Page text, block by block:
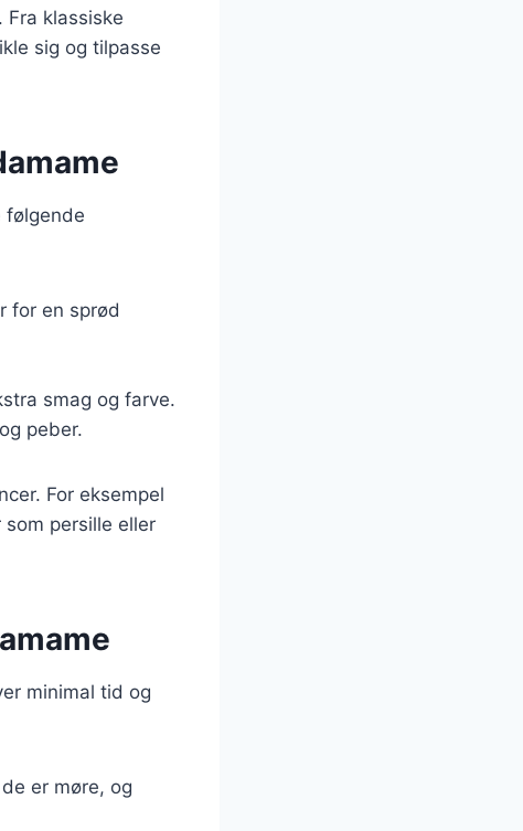
Fra klassiske
sig og tilpasse
følgende
for en sprød
smag og farve.
peber.
For eksempel
persille eller
minimal tid og
er møre, og